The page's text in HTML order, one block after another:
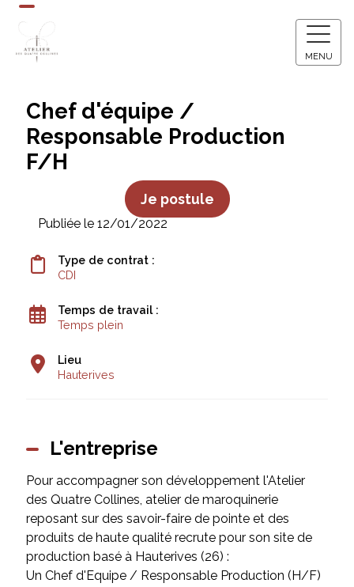
MENU
Chef d'équipe /
Responsable Production
F/H
Je postule
Publiée le 12/01/2022
Type de contrat :
CDI
Temps de travail :
Temps plein
Lieu
Hauterives
L'entreprise
Pour accompagner son développement l'Atelier
des Quatre Collines, atelier de maroquinerie
reposant sur des savoir-faire de pointe et des
produits de haute qualité recrute pour son site de
production basé à Hauterives (26) :
Un Chef d'Equipe / Responsable Production (H/F)